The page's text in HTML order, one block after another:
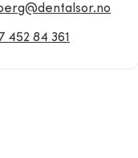
452 84 361